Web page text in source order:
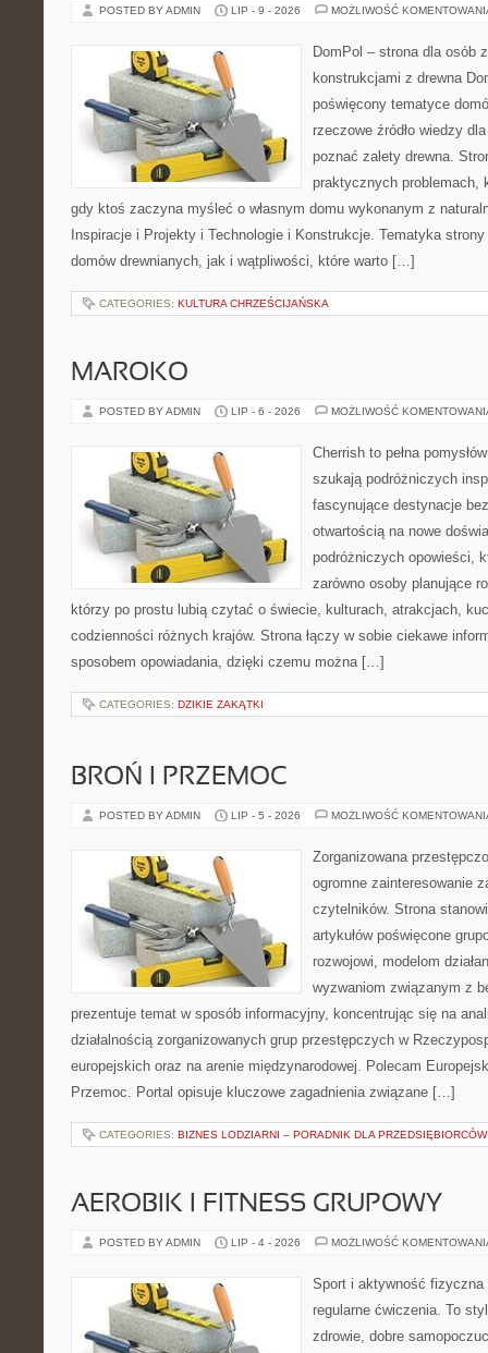
POSTED BY ADMIN LIP - 9 - 2026 MOŻLIWOŚĆ
DomPol – strona dla osób
konstrukcjami z drewna
poświęcony tematyce
rzeczowe źródło wiedzy
poznać zalety drewna.
praktycznych problemach,
gdy ktoś zaczyna myśleć o własnym domu wykonanym z
Inspiracje i Projekty i Technologie i Konstrukcje. Tematyka
domów drewnianych, jak i wątpliwości, które warto […]
CATEGORIES: KULTURA CHRZEŚCIJAŃSKA
MAROKO
POSTED BY ADMIN LIP - 6 - 2026 MOŻLIWOŚĆ
Cherrish to pełna
szukają podróżniczych
fascynujące destynacje
otwartością na nowe
podróżniczych opowieści,
zarówno osoby planujące
którzy po prostu lubią czytać o świecie, kulturach, atrakcjach,
codzienności różnych krajów. Strona łączy w sobie ciekawe
sposobem opowiadania, dzięki czemu można […]
CATEGORIES: DZIKIE ZAKĄTKI
BROŃ I PRZEMOC
POSTED BY ADMIN LIP - 5 - 2026 MOŻLIWOŚĆ
Zorganizowana
ogromne zainteresowanie
czytelników. Strona
artykułów poświęcone
rozwojowi, modelom
wyzwaniom związanym z
prezentuje temat w sposób informacyjny, koncentrując się na
działalnością zorganizowanych grup przestępczych w
europejskich oraz na arenie międzynarodowej. Polecam
Przemoc. Portal opisuje kluczowe zagadnienia związane […]
CATEGORIES: BIZNES LODZIARNI – PORADNIK DLA PRZEDSIĘBIORCÓW
AEROBIK I FITNESS GRUPOWY
POSTED BY ADMIN LIP - 4 - 2026 MOŻLIWOŚĆ
Sport i aktywność
regularne ćwiczenia. To
zdrowie, dobre